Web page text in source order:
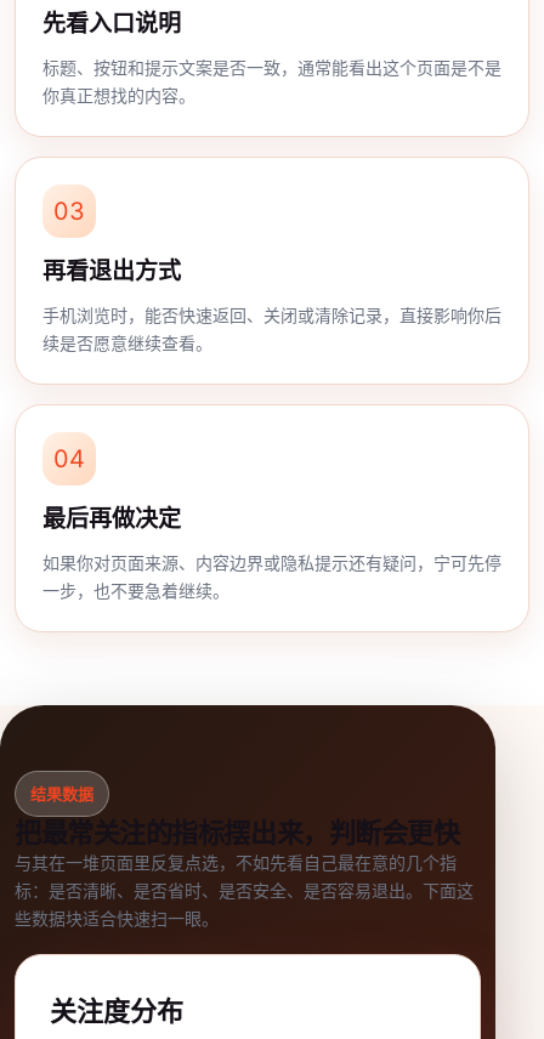
先看入口说明
标题、按钮和提示文案是否一致，通常能看出这个页面是不是
你真正想找的内容。
03
再看退出方式
手机浏览时，能否快速返回、关闭或清除记录，直接影响你后
续是否愿意继续查看。
04
最后再做决定
如果你对页面来源、内容边界或隐私提示还有疑问，宁可先停
一步，也不要急着继续。
结果数据
把最常关注的指标摆出来，判断会更快
与其在一堆页面里反复点选，不如先看自己最在意的几个指
标：是否清晰、是否省时、是否安全、是否容易退出。下面这
些数据块适合快速扫一眼。
关注度分布